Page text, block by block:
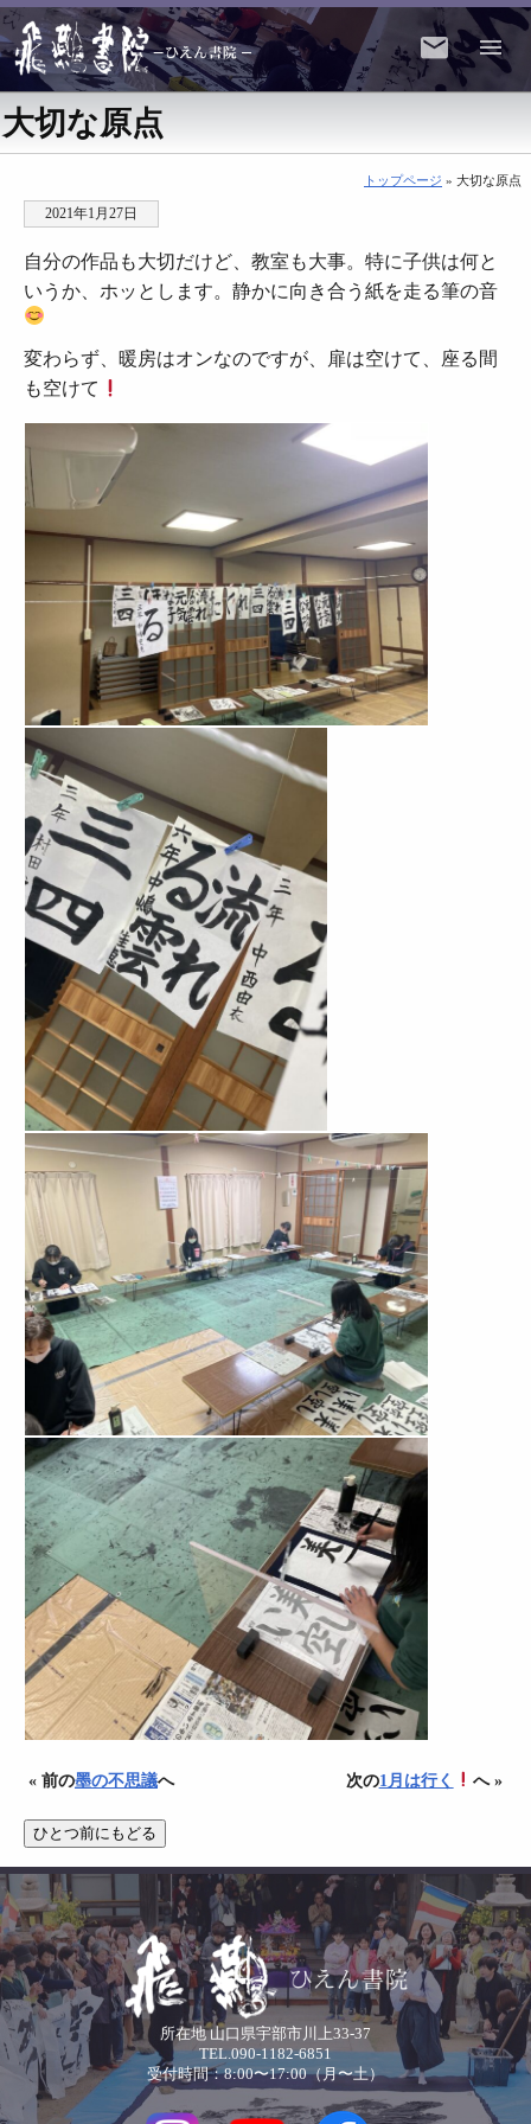
大切な原点
トップページ » 大切な原点
2021年1月27日
自分の作品も大切だけど、教室も大事。特に子供は何と
いうか、ホッとします。静かに向き合う紙を走る筆の音
変わらず、暖房はオンなのですが、扉は空けて、座る間
も空けて
« 前の墨の不思議へ 次の1月は行く へ »
所在地 山口県宇部市川上33-37
TEL.090-1182-6851
受付時間：8:00〜17:00（月〜土）